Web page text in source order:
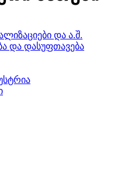
და ა.შ.
და დასუფთავება